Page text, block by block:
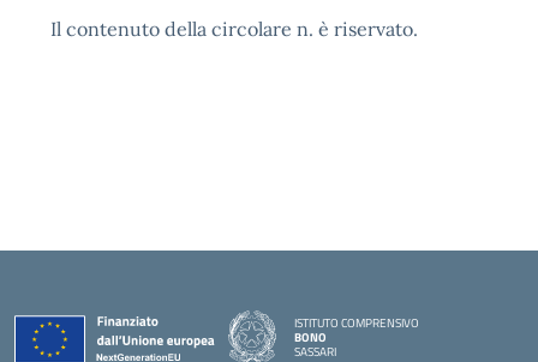
Il contenuto della circolare n. è riservato.
ISTITUTO COMPRENSIVO
BONO
SASSARI